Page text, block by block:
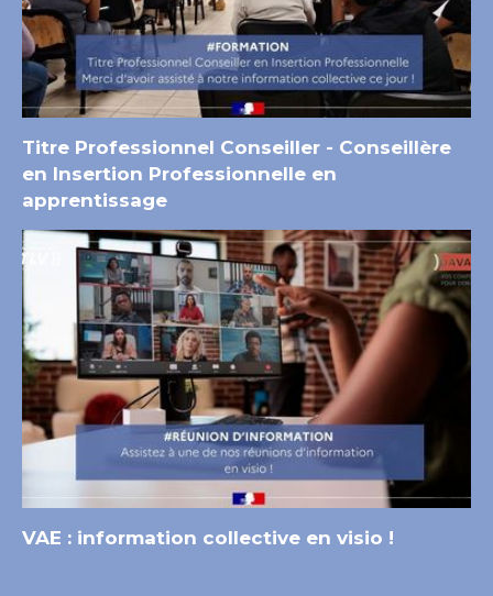
Titre Professionnel Conseiller - Conseillère
en Insertion Professionnelle en
apprentissage
VAE : information collective en visio !